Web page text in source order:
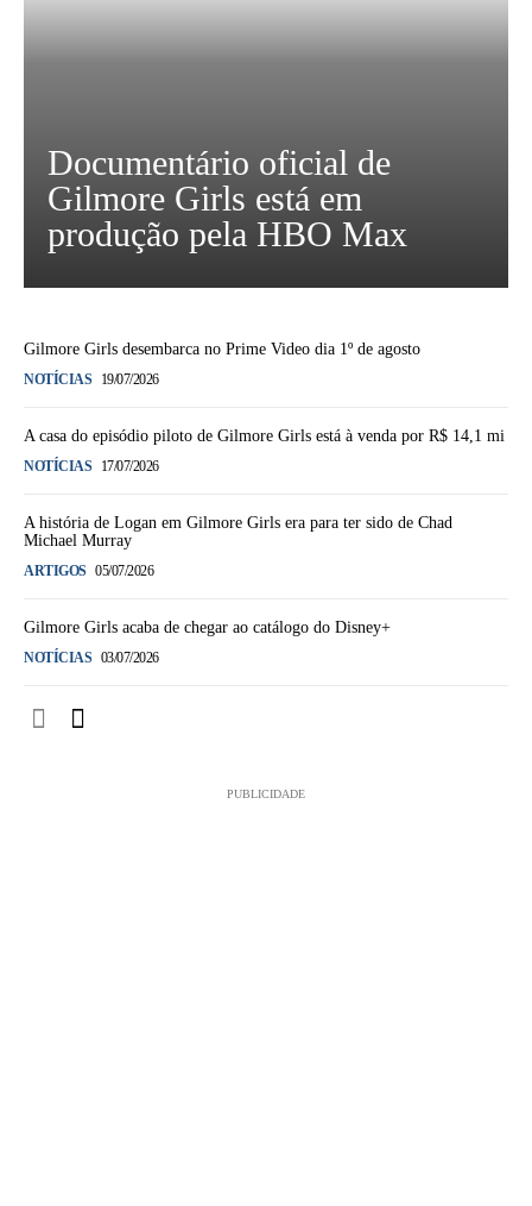
Documentário oficial de
Gilmore Girls está em
produção pela HBO Max
Gilmore Girls desembarca no Prime Video dia 1º de agosto
NOTÍCIAS 19/07/2026
A casa do episódio piloto de Gilmore Girls está à venda por R$ 14,1 mi
NOTÍCIAS 17/07/2026
A história de Logan em Gilmore Girls era para ter sido de Chad
Michael Murray
ARTIGOS 05/07/2026
Gilmore Girls acaba de chegar ao catálogo do Disney+
NOTÍCIAS 03/07/2026
PUBLICIDADE